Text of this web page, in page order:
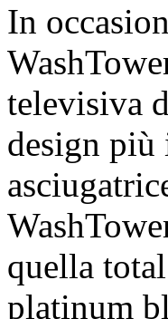
In
televisiva
design più
quella
platinum